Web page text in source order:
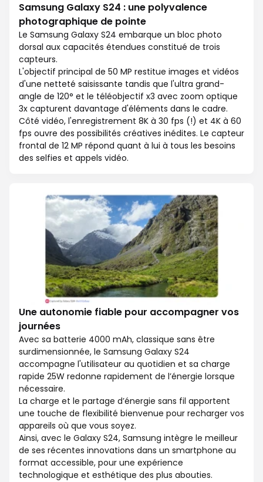
Samsung Galaxy S24 : une polyvalence
photographique de pointe
Le Samsung Galaxy S24 embarque un bloc photo
dorsal aux capacités étendues constitué de trois
capteurs.
L'objectif principal de 50 MP restitue images et vidéos
d'une netteté saisissante tandis que l'ultra grand-
angle de 120° et le téléobjectif x3 avec zoom optique
3x capturent davantage d'éléments dans le cadre.
Côté vidéo, l'enregistrement 8K à 30 fps (!) et 4K à 60
fps ouvre des possibilités créatives inédites. Le capteur
frontal de 12 MP répond quant à lui à tous les besoins
des selfies et appels vidéo.
Une autonomie fiable pour accompagner vos
journées
Avec sa batterie 4000 mAh, classique sans être
surdimensionnée, le Samsung Galaxy S24
accompagne l'utilisateur au quotidien et sa charge
rapide 25W redonne rapidement de l’énergie lorsque
nécessaire.
La charge et le partage d’énergie sans fil apportent
une touche de flexibilité bienvenue pour recharger vos
appareils où que vous soyez.
Ainsi, avec le Galaxy S24, Samsung intègre le meilleur
de ses récentes innovations dans un smartphone au
format accessible, pour une expérience
technologique et esthétique des plus abouties.